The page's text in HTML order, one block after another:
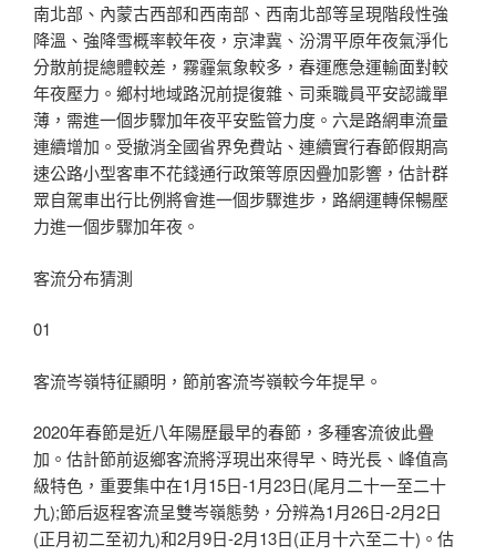
南北部、內蒙古西部和西南部、西南北部等呈現階段性強
降溫、強降雪概率較年夜，京津冀、汾渭平原年夜氣淨化
分散前提總體較差，霧霾氣象較多，春運應急運輸面對較
年夜壓力。鄉村地域路況前提復雜、司乘職員平安認識單
薄，需進一個步驟加年夜平安監管力度。六是路網車流量
連續增加。受撤消全國省界免費站、連續實行春節假期高
速公路小型客車不花錢通行政策等原因疊加影響，估計群
眾自駕車出行比例將會進一個步驟進步，路網運轉保暢壓
力進一個步驟加年夜。
客流分布猜測
01
客流岑嶺特征顯明，節前客流岑嶺較今年提早。
2020年春節是近八年陽歷最早的春節，多種客流彼此疊
加。估計節前返鄉客流將浮現出來得早、時光長、峰值高
級特色，重要集中在1月15日-1月23日(尾月二十一至二十
九);節后返程客流呈雙岑嶺態勢，分辨為1月26日-2月2日
(正月初二至初九)和2月9日-2月13日(正月十六至二十)。估